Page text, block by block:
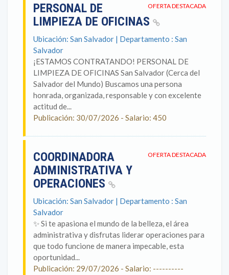
OFERTA DESTACADA
PERSONAL DE
LIMPIEZA DE OFICINAS
Ubicación: San Salvador | Departamento : San
Salvador
¡ESTAMOS CONTRATANDO! PERSONAL DE
LIMPIEZA DE OFICINAS San Salvador (Cerca del
Salvador del Mundo) Buscamos una persona
honrada, organizada, responsable y con excelente
actitud de...
Publicación: 30/07/2026 - Salario: 450
OFERTA DESTACADA
COORDINADORA
ADMINISTRATIVA Y
OPERACIONES
Ubicación: San Salvador | Departamento : San
Salvador
✨ Si te apasiona el mundo de la belleza, el área
administrativa y disfrutas liderar operaciones para
que todo funcione de manera impecable, esta
oportunidad...
Publicación: 29/07/2026 - Salario: ----------